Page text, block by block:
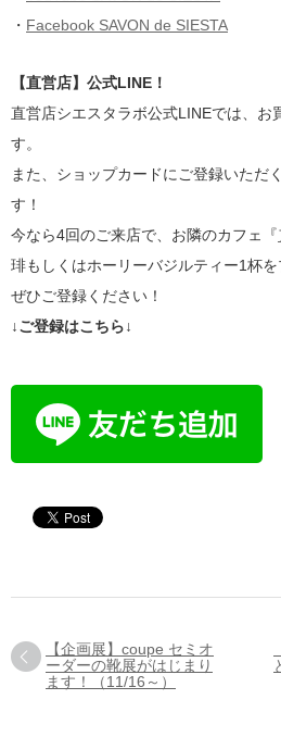
・ Facebook SAVON de SIESTA
【直営店】公式LINE！
直営店シエスタラボ公式LINEでは、お
す。
また、ショップカードにご登録いただ
す！
今なら4回のご来店で、お隣のカフェ『
琲もしくはホーリーバジルティー1杯を
ぜひご登録ください！
↓ご登録はこちら↓
【企画展】coupe セミオ
ーダーの靴展がはじまり
ます！（11/16～）